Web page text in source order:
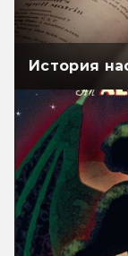
История